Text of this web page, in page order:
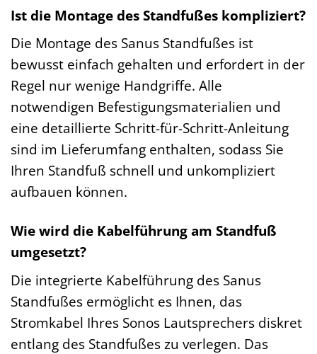
Ist die Montage des Standfußes kompliziert?
Die Montage des Sanus Standfußes ist
bewusst einfach gehalten und erfordert in der
Regel nur wenige Handgriffe. Alle
notwendigen Befestigungsmaterialien und
eine detaillierte Schritt-für-Schritt-Anleitung
sind im Lieferumfang enthalten, sodass Sie
Ihren Standfuß schnell und unkompliziert
aufbauen können.
Wie wird die Kabelführung am Standfuß
umgesetzt?
Die integrierte Kabelführung des Sanus
Standfußes ermöglicht es Ihnen, das
Stromkabel Ihres Sonos Lautsprechers diskret
entlang des Standfußes zu verlegen. Das